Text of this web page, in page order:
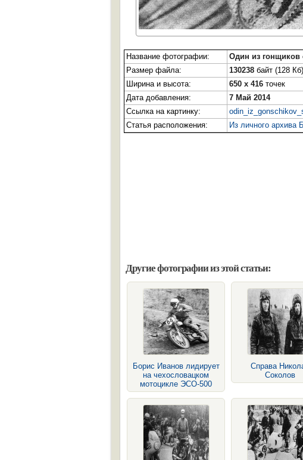
Название фотографии:
Один из гонщиков
Размер файла:
130238 байт (128 Кб)
Ширина и высота:
650 x 416 точек
Дата добавления:
7 Май 2014
Ссылка на картинку:
Статья расположения:
Из личного архива
Другие фотографии из этой статьи:
Борис Иванов лидирует
на чехословацком
мотоцикле ЭСО-500
Справа
Соколов